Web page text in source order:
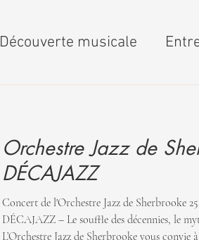
Découverte musicale
Orchestre Jazz de
DÉCAJAZZ
Concert de l'Orchestre Jazz de Sherbrooke
DÉCAJAZZ – Le souffle des décennies, le
L’Orchestre Jazz de Sherbrooke vous convie